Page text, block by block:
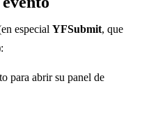
especial YFSubmit, que
para abrir su panel de